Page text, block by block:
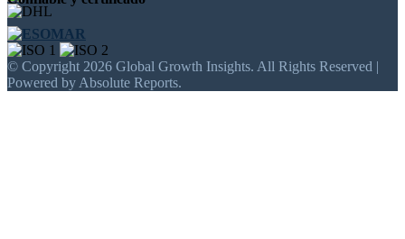
© Copyright 2026 Global Growth Insights. All Rights Reserved |
Powered by Absolute Reports.